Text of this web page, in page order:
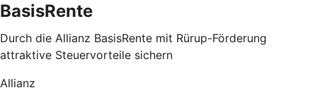
BasisRente
Durch die Allianz BasisRente mit Rürup-Förderung
attraktive Steuervorteile sichern
Allianz